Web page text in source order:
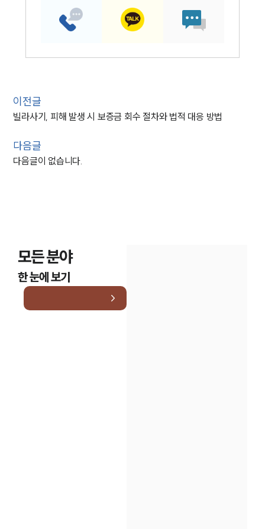
이전글
빌라사기, 피해 발생 시 보증금 회수 절차와 법적 대응 방법
다음글
다음글이 없습니다.
모든 분야
한 눈에 보기